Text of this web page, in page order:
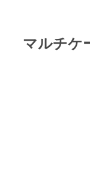
マルチケ